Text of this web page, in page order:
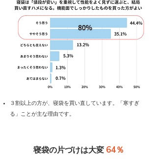
​３割以上の方が、寝袋を買い直しています。「寒すぎ
る」ことが主な理由です。
寝袋の片づけは大変 64％